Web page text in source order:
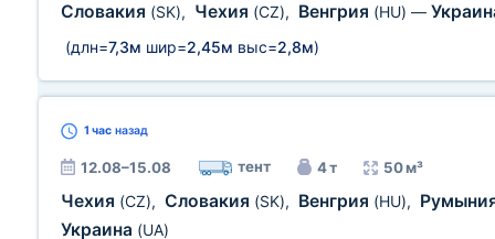
Словакия (SK), Чехия (CZ), Венгрия (HU) —
(длн=7,3м шир=2,45м выс=2,8м)
1 час назад
12.08–15.08 тент 4 т 50 м³
Чехия (CZ), Словакия (SK), Венгрия (HU),
Украина (UA)